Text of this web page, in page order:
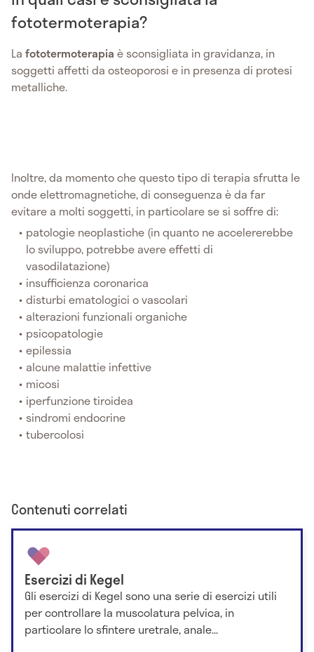
fototermoterapia?
La fototermoterapia è sconsigliata in gravidanza, in
soggetti affetti da osteoporosi e in presenza di protesi
metalliche.
Inoltre, da momento che questo tipo di terapia sfrutta le
onde elettromagnetiche, di conseguenza è da far
evitare a molti soggetti, in particolare se si soffre di:
patologie neoplastiche (in quanto ne accelererebbe
lo sviluppo, potrebbe avere effetti di
vasodilatazione)
insufficienza coronarica
disturbi ematologici o vascolari
alterazioni funzionali organiche
psicopatologie
epilessia
alcune malattie infettive
micosi
iperfunzione tiroidea
sindromi endocrine
tubercolosi
Contenuti correlati
Esercizi di Kegel
Gli esercizi di Kegel sono una serie di esercizi utili
per controllare la muscolatura pelvica, in
particolare lo sfintere uretrale, anale...